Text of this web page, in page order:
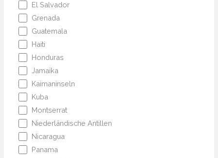
El Salvador
Grenada
Guatemala
Haiti
Honduras
Jamaika
Kaimaninseln
Kuba
Montserrat
Niederländische Antillen
Nicaragua
Panama